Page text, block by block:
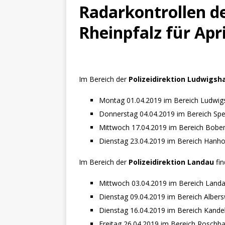
[ 11. November 2023 ]
[ 31. Oktober 2023 ]
[ 7. Mai 2025 ] Radio
BADEN-WÜRTTEMBERG
[ 6. Mai 2025 ] Radarfallen
[ 4. Mai 2025 ] Technik
Radarkontrollen
Rheinpfalz für
Im Bereich der Polizeidirektion
Montag 01.04.2019 im Bereich
Donnerstag 04.04.2019 im Bereich
Mittwoch 17.04.2019 im Bereich
Dienstag 23.04.2019 im Bereich
Im Bereich der Polizeidirektion Landau
Mittwoch 03.04.2019 im Bereich
Dienstag 09.04.2019 im Bereich
Dienstag 16.04.2019 im Bereich Kandel